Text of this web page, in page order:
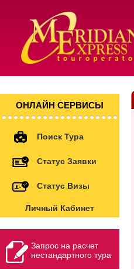
ОНЛАЙН СЕРВИСЫ
Поиск Тура
Статус Заявки
Статус Визы
Личный Кабинет
Запрос на расчет
нестандартного тура